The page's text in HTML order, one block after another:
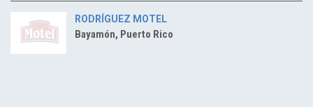
RODRÍGUEZ MOTEL
Bayamón, Puerto Rico